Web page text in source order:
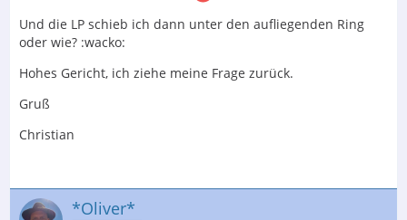
Und die LP schieb ich dann unter den aufliegenden Ring
oder wie? :wacko:
Hohes Gericht, ich ziehe meine Frage zurück.
Gruß
Christian
*Oliver*